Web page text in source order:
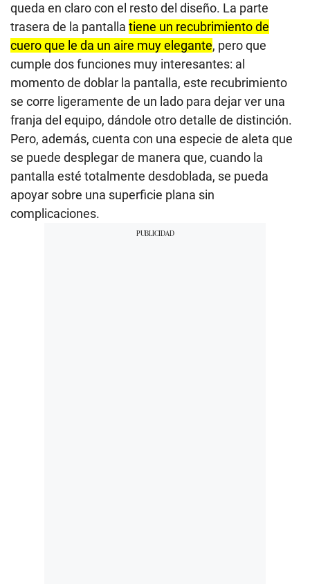
queda en claro con el resto del diseño. La parte
trasera de la pantalla tiene un recubrimiento de
cuero que le da un aire muy elegante, pero que
cumple dos funciones muy interesantes: al
momento de doblar la pantalla, este recubrimiento
se corre ligeramente de un lado para dejar ver una
franja del equipo, dándole otro detalle de distinción.
Pero, además, cuenta con una especie de aleta que
se puede desplegar de manera que, cuando la
pantalla esté totalmente desdoblada, se pueda
apoyar sobre una superficie plana sin
complicaciones.